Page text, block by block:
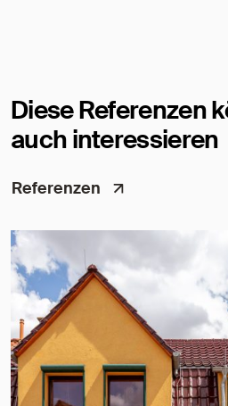
Diese Referenzen
auch interessieren
Referenzen